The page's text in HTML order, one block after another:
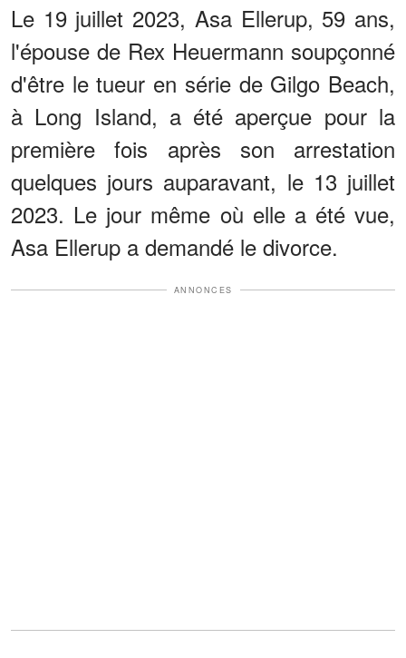
Le 19 juillet 2023, Asa Ellerup, 59 ans,
l'épouse de Rex Heuermann soupçonné
d'être le tueur en série de Gilgo Beach,
à Long Island, a été aperçue pour la
première fois après son arrestation
quelques jours auparavant, le 13 juillet
2023. Le jour même où elle a été vue,
Asa Ellerup a demandé le divorce.
ANNONCES